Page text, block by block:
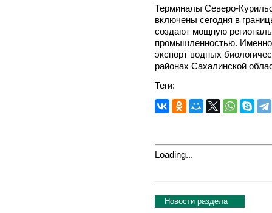
Терминалы Северо-
включены сегодня в
создают мощную
промышленностью. Именно
экспорт водных
районах Сахалинской
Теги:
Loading...
Новости раздела